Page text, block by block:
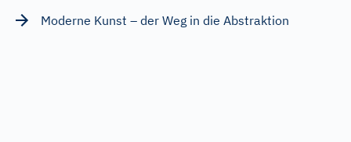
Moderne Kunst – der Weg in die Abstraktion